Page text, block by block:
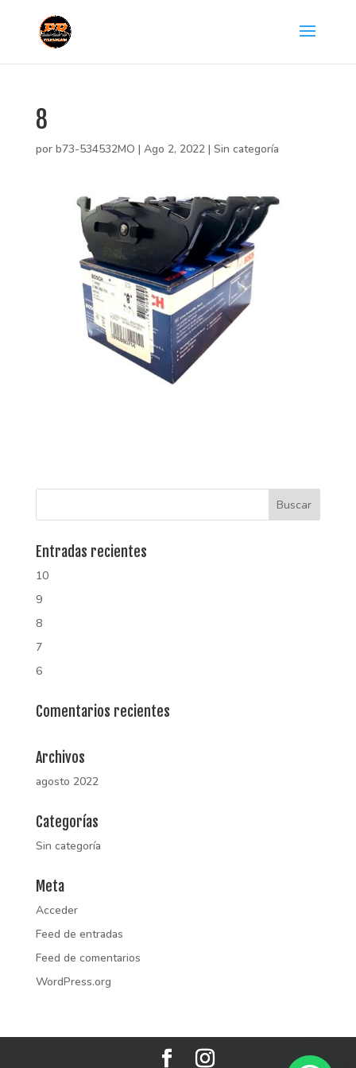
8
por b73-534532MO | Ago 2, 2022| Sin categoría
Entradas recientes
10
9
8
7
6
Comentarios recientes
Archivos
agosto 2022
Categorías
Sin categoría
Meta
Acceder
Feed de entradas
Feed de comentarios
WordPress.org